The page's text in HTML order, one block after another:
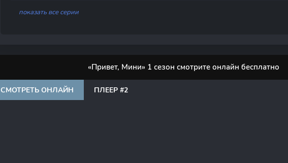
показать все серии
«Привет, Мини» 1 сезон смотрите онлайн бесплатно
СМОТРЕТЬ ОНЛАЙН ПЛЕЕР #2